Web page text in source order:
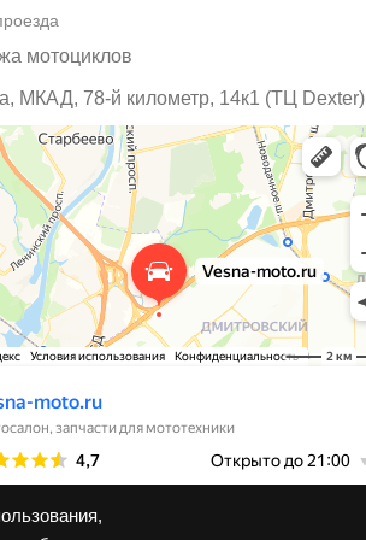
мотоциклов
МКАД, 78-й километр, 14к1 (ТЦ Dexter)